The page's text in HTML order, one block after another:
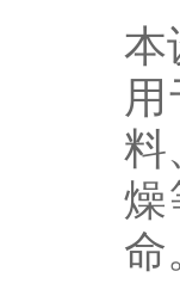
本
料
燥
命